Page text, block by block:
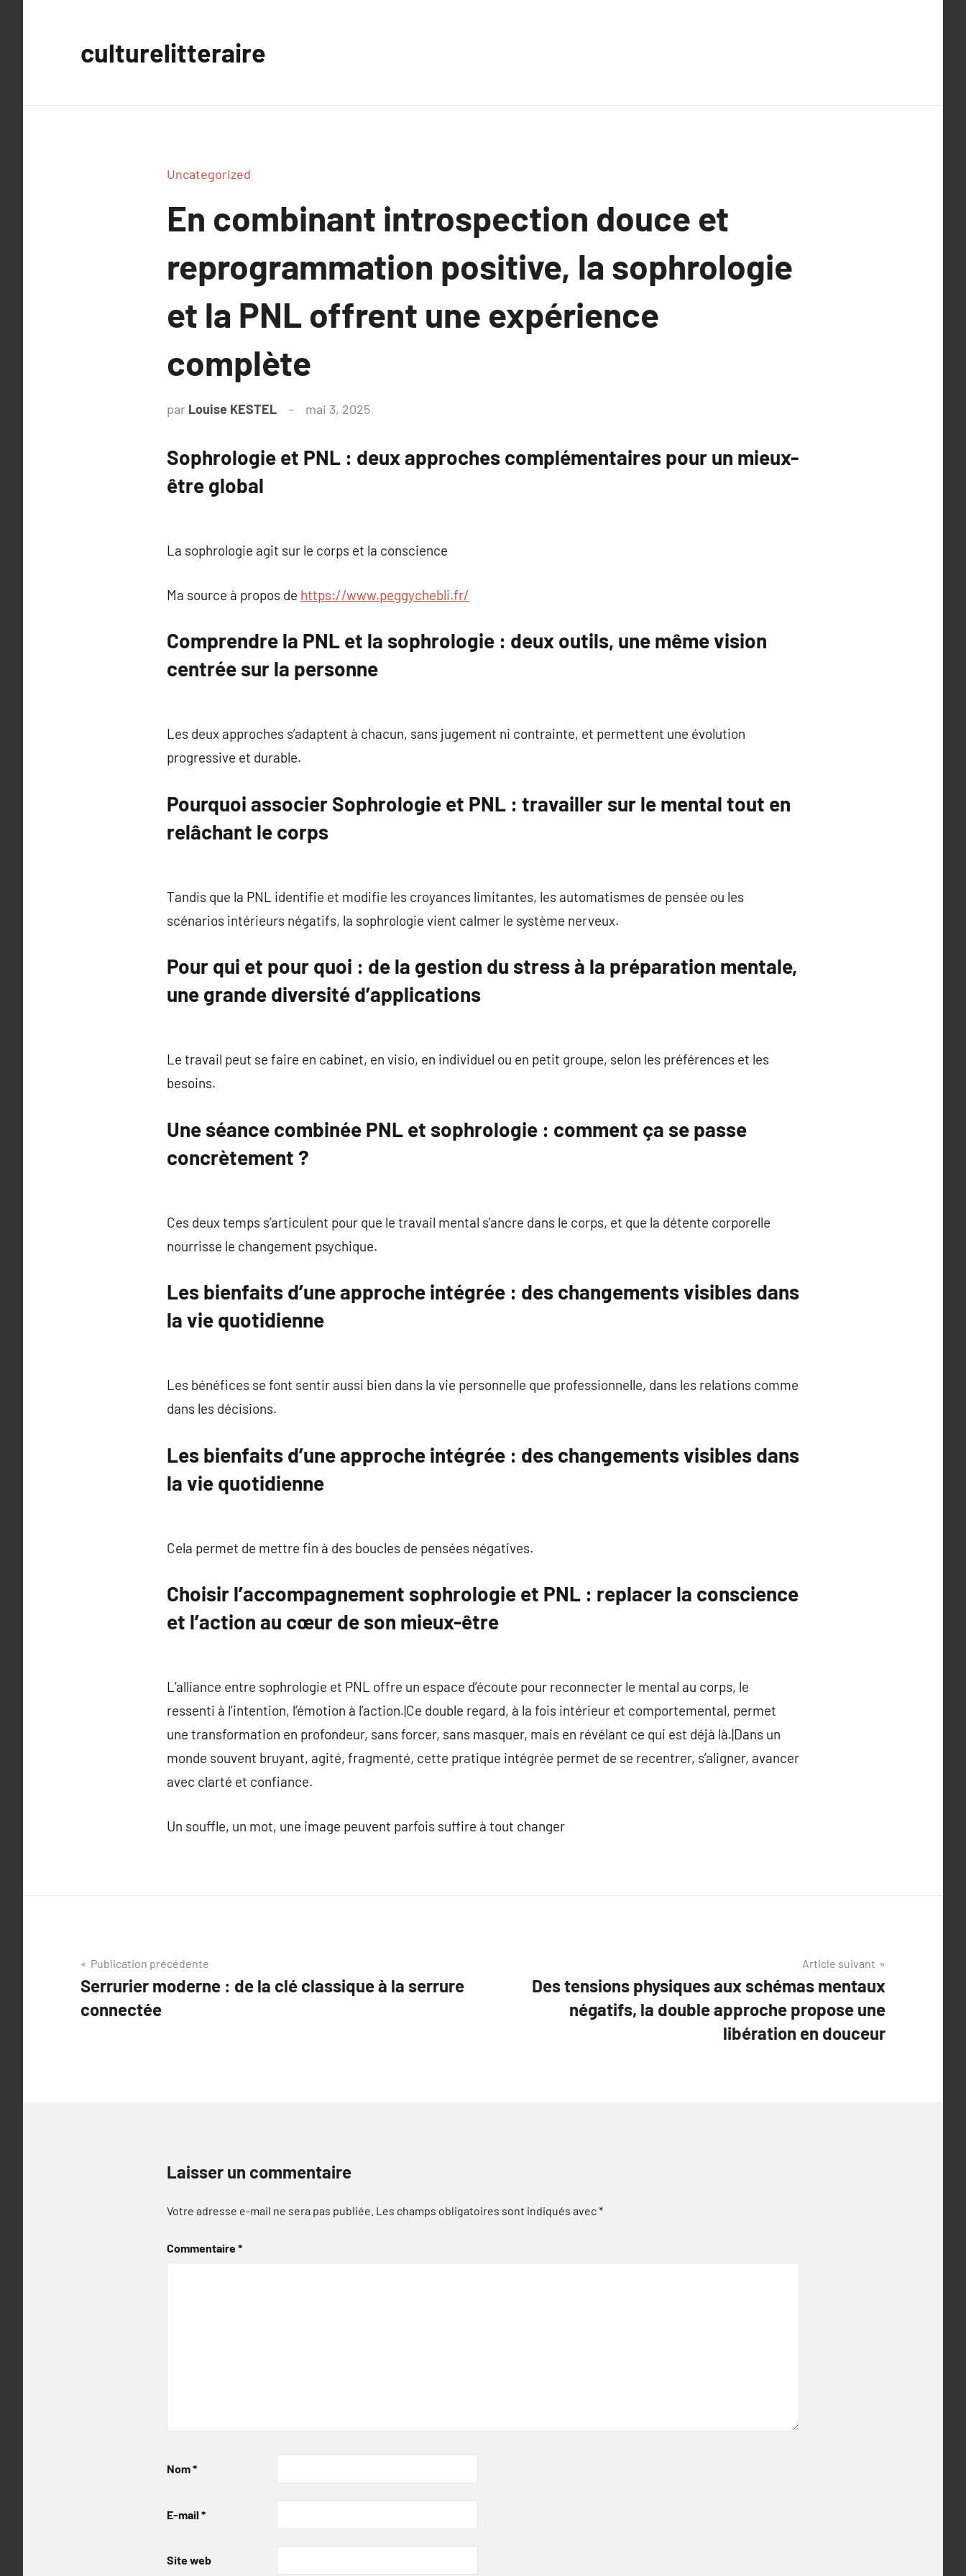
culturelitteraire
Uncategorized
En combinant introspection douce et
reprogrammation positive, la sophrologie
et la PNL offrent une expérience
complète
par Louise KESTEL mai 3, 2025
Sophrologie et PNL : deux approches complémentaires pour un mieux-
être global
La sophrologie agit sur le corps et la conscience
Ma source à propos de https://www.peggychebli.fr/
Comprendre la PNL et la sophrologie : deux outils, une même vision
centrée sur la personne
Les deux approches s’adaptent à chacun, sans jugement ni contrainte, et permettent une évolution
progressive et durable.
Pourquoi associer Sophrologie et PNL : travailler sur le mental tout en
relâchant le corps
Tandis que la PNL identifie et modifie les croyances limitantes, les automatismes de pensée ou les
scénarios intérieurs négatifs, la sophrologie vient calmer le système nerveux.
Pour qui et pour quoi : de la gestion du stress à la préparation mentale,
une grande diversité d’applications
Le travail peut se faire en cabinet, en visio, en individuel ou en petit groupe, selon les préférences et les
besoins.
Une séance combinée PNL et sophrologie : comment ça se passe
concrètement ?
Ces deux temps s’articulent pour que le travail mental s’ancre dans le corps, et que la détente corporelle
nourrisse le changement psychique.
Les bienfaits d’une approche intégrée : des changements visibles dans
la vie quotidienne
Les bénéfices se font sentir aussi bien dans la vie personnelle que professionnelle, dans les relations comme
dans les décisions.
Les bienfaits d’une approche intégrée : des changements visibles dans
la vie quotidienne
Cela permet de mettre fin à des boucles de pensées négatives.
Choisir l’accompagnement sophrologie et PNL : replacer la conscience
et l’action au cœur de son mieux-être
L’alliance entre sophrologie et PNL offre un espace d’écoute pour reconnecter le mental au corps, le
ressenti à l’intention, l’émotion à l’action.|Ce double regard, à la fois intérieur et comportemental, permet
une transformation en profondeur, sans forcer, sans masquer, mais en révélant ce qui est déjà là.|Dans un
monde souvent bruyant, agité, fragmenté, cette pratique intégrée permet de se recentrer, s’aligner, avancer
avec clarté et confiance.
Un souffle, un mot, une image peuvent parfois suffire à tout changer
Navigation
de
l’article
Publication précédente
Serrurier moderne : de la clé classique à la serrure
connectée
Article suivant
Des tensions physiques aux schémas mentaux
négatifs, la double approche propose une
libération en douceur
Laisser un commentaire
Votre adresse e-mail ne sera pas publiée. Les champs obligatoires sont indiqués avec*
Commentaire*
Nom*
E-mail *
Site web